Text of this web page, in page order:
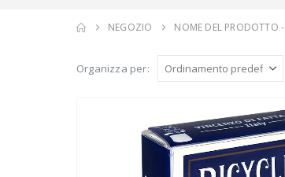
NEGOZIO NOME DEL PRODOTTO -
Organizza per: